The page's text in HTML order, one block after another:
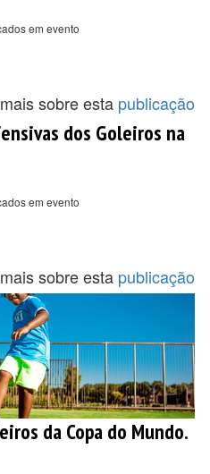
em evento
sobre esta publicação
dos Goleiros na
em evento
sobre esta publicação
da Copa do Mundo.